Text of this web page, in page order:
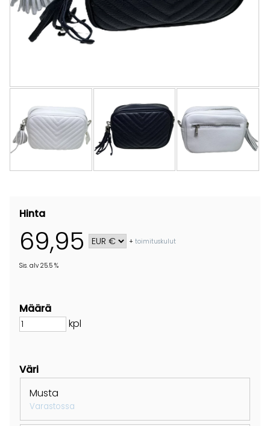
Hinta
69,95 +toimituskulut
Sis. alv 25.5 %
Määrä
kpl
Väri
Musta
Varastossa